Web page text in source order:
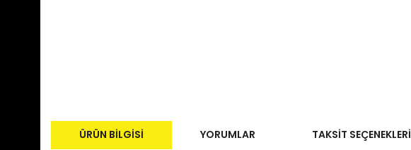
ÜRÜN BILGISI YORUMLAR TAKSIT SEÇENEKLERI